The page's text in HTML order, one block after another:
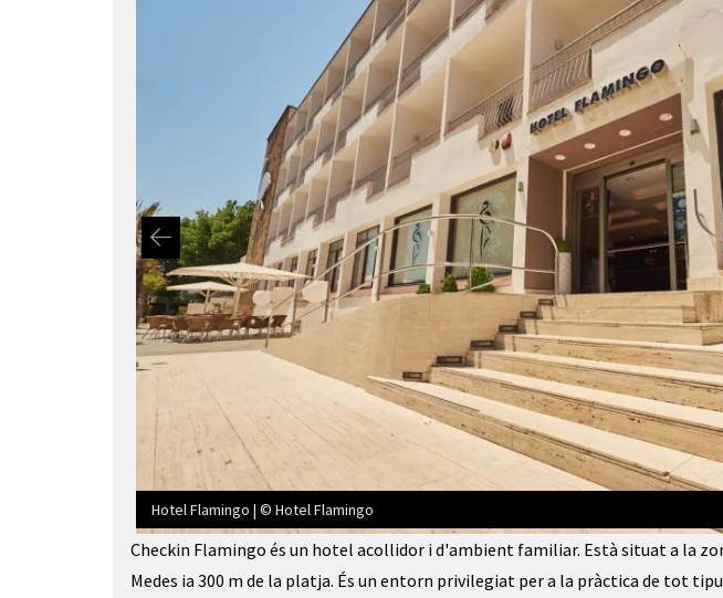
Hotel Flamingo | © Hotel Flamingo
Diapositiva 1 de 4: Hotel Flamingo | © Hotel Flamingo
Checkin Flamingo és un hotel acollidor i d'ambient familiar. Està situat a la
Medes ia 300 m de la platja. És un entorn privilegiat per a la pràctica de tot